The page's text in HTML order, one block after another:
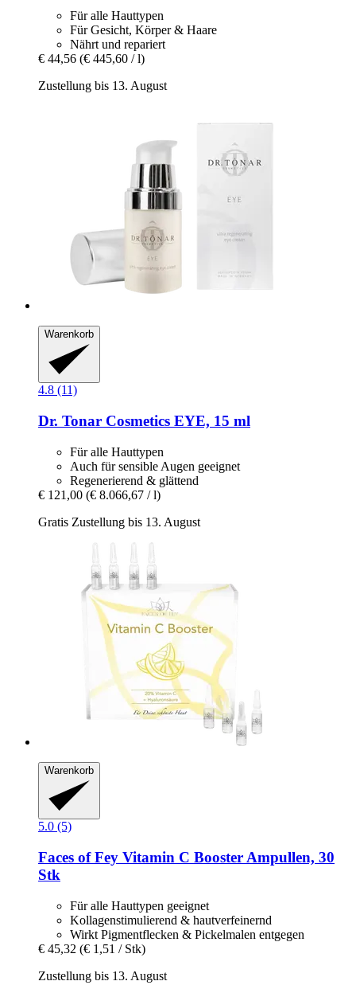
Für alle Hauttypen
Für Gesicht, Körper & Haare
Nährt und repariert
€ 44,56 (€ 445,60 / l)
Zustellung bis 13. August
Warenkorb
4.8 (11)
Dr. Tonar Cosmetics EYE, 15 ml
Für alle Hauttypen
Auch für sensible Augen geeignet
Regenerierend & glättend
€ 121,00 (€ 8.066,67 / l)
Gratis Zustellung bis 13. August
Warenkorb
5.0 (5)
Faces of Fey Vitamin C Booster Ampullen, 30
Stk
Für alle Hauttypen geeignet
Kollagenstimulierend & hautverfeinernd
Wirkt Pigmentflecken & Pickelmalen entgegen
€ 45,32 (€ 1,51 / Stk)
Zustellung bis 13. August